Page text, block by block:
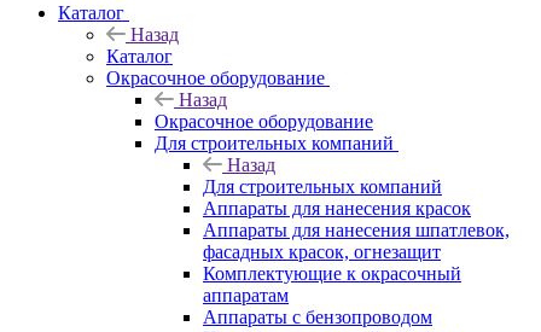
Каталог
Назад
Каталог
Окрасочное оборудование
Назад
Окрасочное оборудование
Для строительных компаний
Назад
Для строительных компаний
Аппараты для нанесения красок
Аппараты для нанесения шпатлевок,
фасадных красок, огнезащит
Комплектующие к окрасочный
аппаратам
Аппараты с бензопроводом